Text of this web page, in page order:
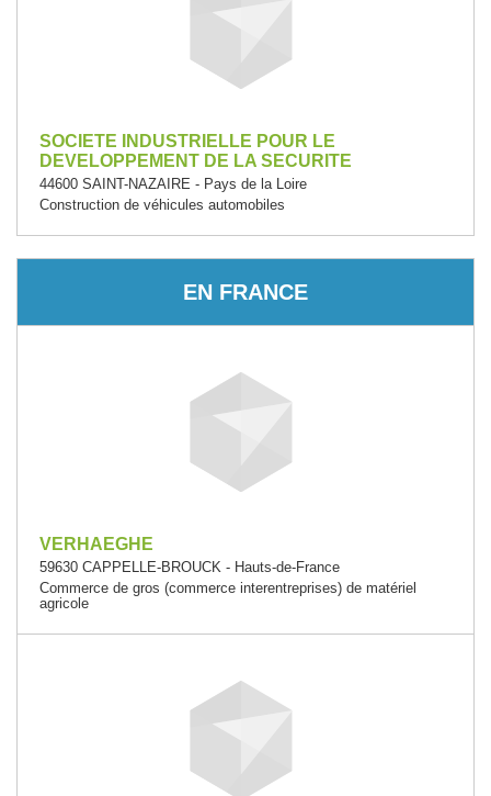
SOCIETE INDUSTRIELLE POUR LE
DEVELOPPEMENT DE LA SECURITE
44600 SAINT-NAZAIRE - Pays de la Loire
Construction de véhicules automobiles
EN FRANCE
VERHAEGHE
59630 CAPPELLE-BROUCK - Hauts-de-France
Commerce de gros (commerce interentreprises) de matériel
agricole